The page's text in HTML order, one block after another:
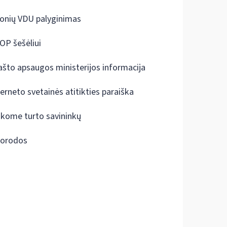
VDU palyginimas
šešėliui
apsaugos ministerijos informacija
svetainės atitikties paraiška
turto savininkų